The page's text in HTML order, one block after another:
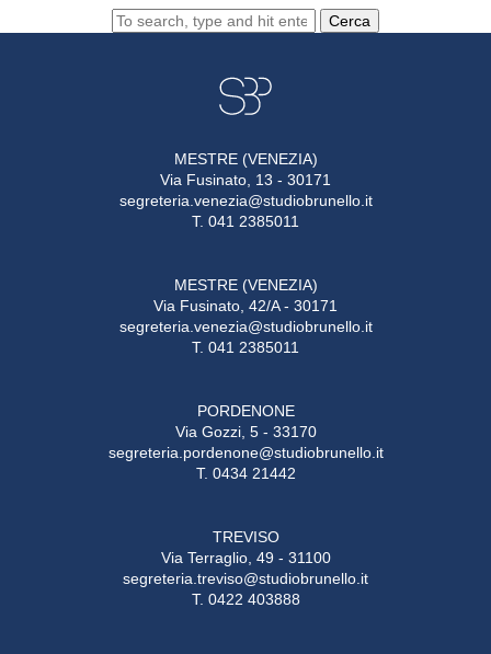
Cerca
MESTRE (VENEZIA)
Via Fusinato, 13 - 30171
segreteria.venezia@studiobrunello.it
T. 041 2385011
MESTRE (VENEZIA)
Via Fusinato, 42/A - 30171
segreteria.venezia@studiobrunello.it
T. 041 2385011
PORDENONE
Via Gozzi, 5 - 33170
segreteria.pordenone@studiobrunello.it
T. 0434 21442
TREVISO
Via Terraglio, 49 - 31100
segreteria.treviso@studiobrunello.it
T. 0422 403888